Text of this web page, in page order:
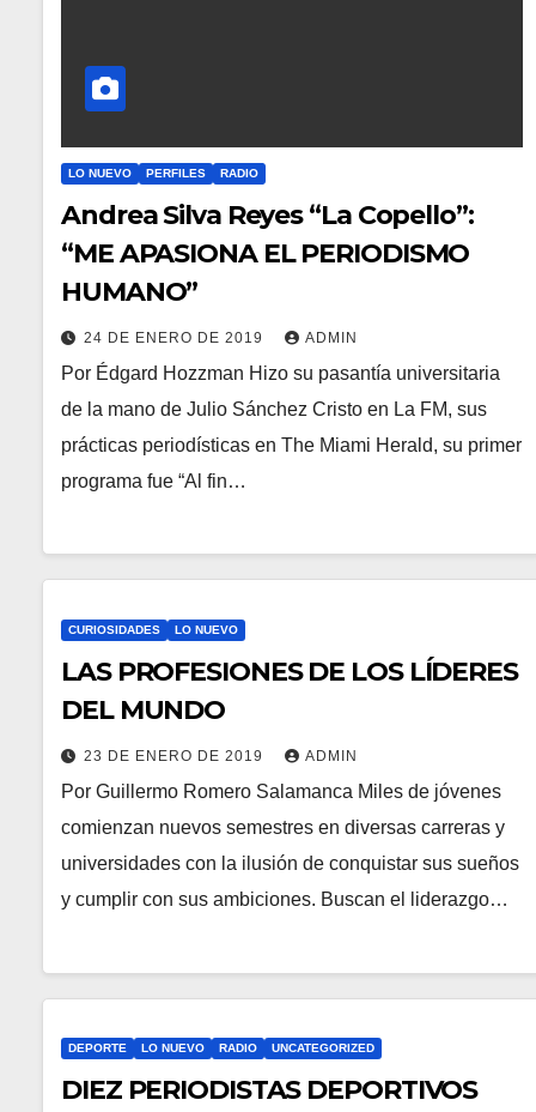
LO NUEVO PERFILES RADIO
Andrea Silva Reyes “La Copello”:
“ME APASIONA EL PERIODISMO
HUMANO”
24 DE ENERO DE 2019 ADMIN
Por Édgard Hozzman Hizo su pasantía universitaria
de la mano de Julio Sánchez Cristo en La FM, sus
prácticas periodísticas en The Miami Herald, su primer
programa fue “Al fin…
CURIOSIDADES LO NUEVO
LAS PROFESIONES DE LOS LÍDERES
DEL MUNDO
23 DE ENERO DE 2019 ADMIN
Por Guillermo Romero Salamanca Miles de jóvenes
comienzan nuevos semestres en diversas carreras y
universidades con la ilusión de conquistar sus sueños
y cumplir con sus ambiciones. Buscan el liderazgo…
DEPORTE LO NUEVO RADIO UNCATEGORIZED
DIEZ PERIODISTAS DEPORTIVOS